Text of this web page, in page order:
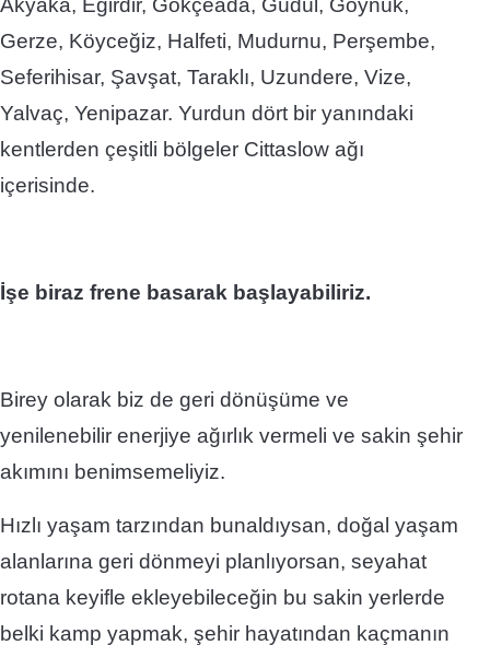
Akyaka, Eğirdir, Gökçeada, Güdül, Göynük,
Gerze, Köyceğiz, Halfeti, Mudurnu, Perşembe,
Seferihisar, Şavşat, Taraklı, Uzundere, Vize,
Yalvaç, Yenipazar. Yurdun dört bir yanındaki
kentlerden çeşitli bölgeler Cittaslow ağı
içerisinde.
İşe biraz frene basarak başlayabiliriz.
Birey olarak biz de geri dönüşüme ve
yenilenebilir enerjiye ağırlık vermeli ve sakin şehir
akımını benimsemeliyiz.
Hızlı yaşam tarzından bunaldıysan, doğal yaşam
alanlarına geri dönmeyi planlıyorsan, seyahat
rotana keyifle ekleyebileceğin bu sakin yerlerde
belki kamp yapmak, şehir hayatından kaçmanın